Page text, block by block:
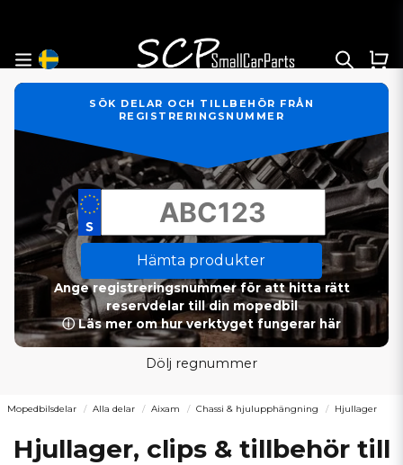
SÖK DELAR OCH TILLBEHÖR FRÅN
REGISTRERINGSNUMMER
Hämta produkter
Ange registreringsnummer för att hitta rätt
reservdelar till din mopedbil
ⓘ Läs mer om hur verktyget fungerar här
Dölj regnummer
Mopedbilsdelar Alla delar Aixam Chassi & hjulupphängning Hjullager
Hjullager, clips & tillbehör till